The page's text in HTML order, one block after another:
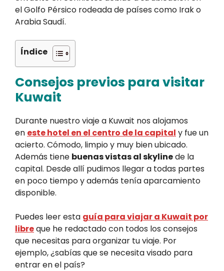
el Golfo Pérsico rodeada de países como Irak o
Arabia Saudí.
Índice
Consejos previos para visitar
Kuwait
Durante nuestro viaje a Kuwait nos alojamos
en este hotel en el centro de la capital y fue un
acierto. Cómodo, limpio y muy bien ubicado.
Además tiene buenas vistas al skylinede la
capital. Desde allí pudimos llegar a todas partes
en poco tiempo y además tenía aparcamiento
disponible.
Puedes leer esta guía para viajar a Kuwait por
libreque he redactado con todos los consejos
que necesitas para organizar tu viaje. Por
ejemplo, ¿sabías que se necesita visado para
entrar en el país?